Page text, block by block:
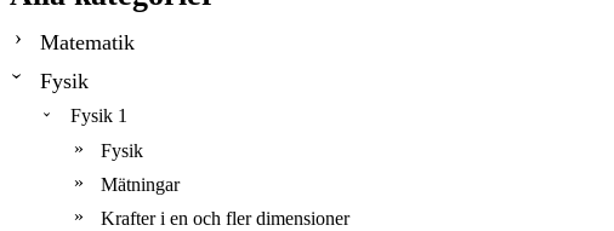
Matematik
Fysik
Fysik 1
Fysik
Mätningar
Krafter i en och fler dimensioner